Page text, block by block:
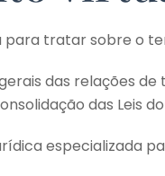
para tratar sobre o
das relações
das Leis
especializada